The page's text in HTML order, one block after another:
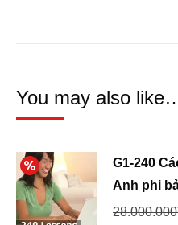
You may also
G1-240
Anh phi
28.000.000